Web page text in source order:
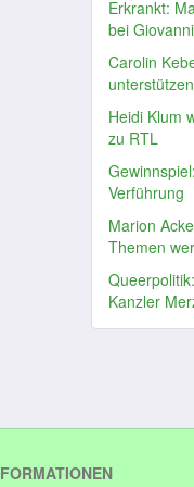
Erkrankt:
bei
Carolin
Heidi Klum
zu RTL
Verführung
Marion
Themen
Kanzler